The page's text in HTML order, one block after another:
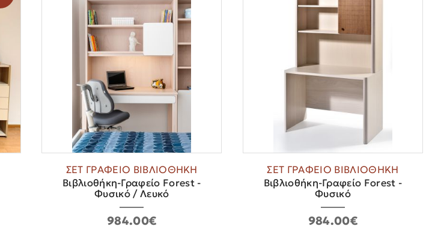
ΣΕΤ ΓΡΑΦΕΙΟ ΒΙΒΛΙΟΘΗΚΗ
Βιβλιοθήκη-Γραφείο Forest -
Φυσικό / Λευκό
984.00€
ΣΕΤ ΓΡΑΦΕΙΟ ΒΙΒΛΙΟΘΗΚΗ
Βιβλιοθήκη-Γραφείο Forest -
Φυσικό
984.00€